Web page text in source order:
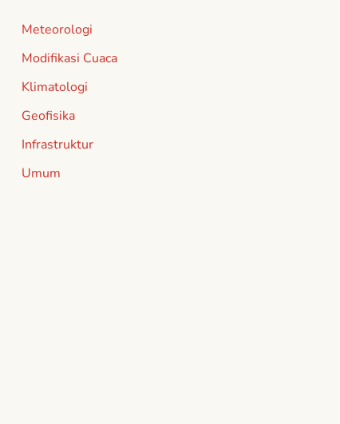
Meteorologi
Modifikasi Cuaca
Klimatologi
Geofisika
Infrastruktur
Umum